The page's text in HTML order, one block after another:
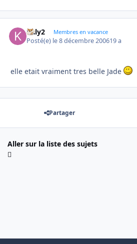
kaly2 Membres en vacance
Posté(e) le 8 décembre 200619 a
elle etait vraiment tres belle Jade
Partager
Aller sur la liste des sujets